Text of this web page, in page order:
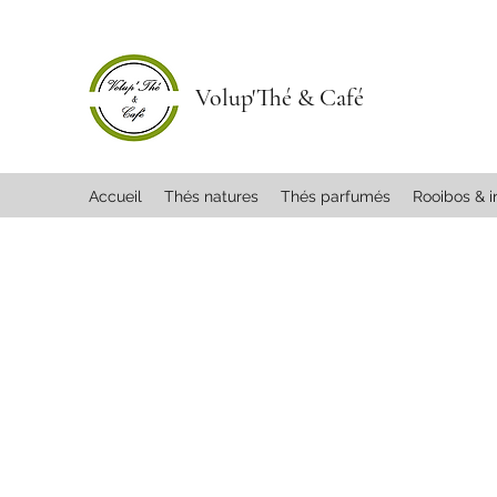
Volup'Thé & Café
Accueil Thés natures Thés parfumés Rooibos &